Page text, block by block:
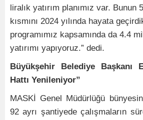
liralık yatırım planımız var. Bunun
kısmını 2024 yılında hayata
programımız kapsamında da 4.4
yatırımı yapıyoruz.” dedi.
Büyükşehir Belediye Başkanı
Hattı Yenileniyor”
MASKİ Genel Müdürlüğü
92 ayrı şantiyede çalışmaların